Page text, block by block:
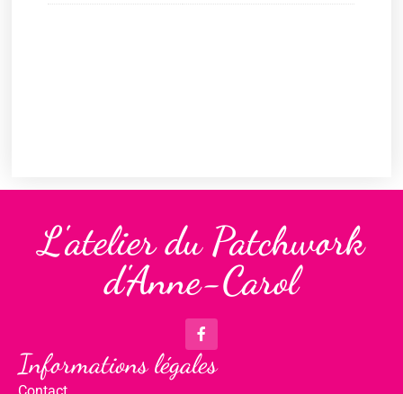
L'atelier du Patchwork
d'Anne-Carol
Informations légales
Contact